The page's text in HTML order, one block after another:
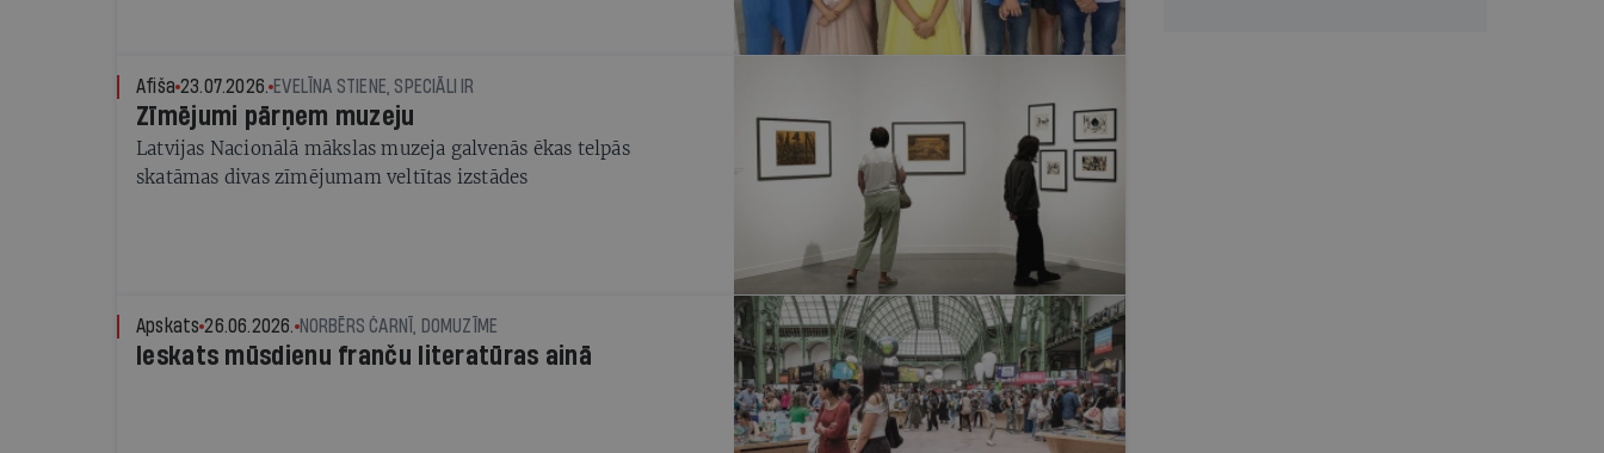
Afiša 23.07.2026. EVELĪNA STIENE, SPECIĀLI IR
Zīmējumi pārņem muzeju
Latvijas Nacionālā mākslas muzeja galvenās ēkas telpās
skatāmas divas zīmējumam veltītas izstādes
Apskats 26.06.2026. NORBĒRS ČARNĪ, DOMUZĪME
Ieskats mūsdienu franču literatūras ainā